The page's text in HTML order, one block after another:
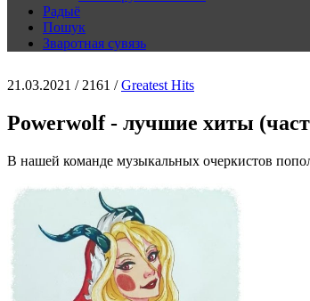
Радыё
Пошук
Зваротная сувязь
21.03.2021 / 2161 / Greatest Hits
Powerwolf - лучшие хиты
В нашей команде музыкальных очеркистов